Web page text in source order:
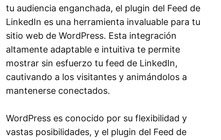
tu audiencia enganchada, el plugin del Feed de
LinkedIn es una herramienta invaluable para tu
sitio web de WordPress. Esta integración
altamente adaptable e intuitiva te permite
mostrar sin esfuerzo tu feed de LinkedIn,
cautivando a los visitantes y animándolos a
mantenerse conectados.
WordPress es conocido por su flexibilidad y
vastas posibilidades, y el plugin del Feed de